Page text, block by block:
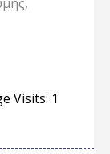
Visits: 1